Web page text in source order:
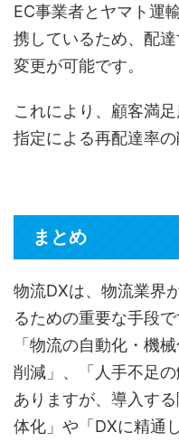
EC事業者とヤマト運
携しているため、配
変更が可能です。
これにより、顧客満
指定による再配達率の
まとめ
物流DXは、物流業界
るための重要な手段で
「物流の自動化・機
削減」、「人手不足
ありますが、導入す
体化」や「DXに精通